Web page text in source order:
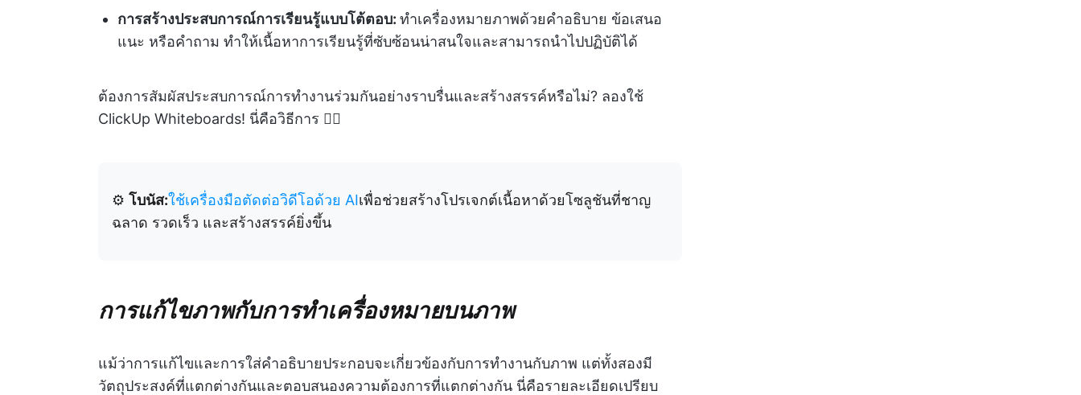
การสร้างประสบการณ์การเรียนรู้แบบโต้ตอบ: ทำเครื่องหมายภาพด้วยคำอธิบาย ข้อเสนอ
แนะ หรือคำถาม ทำให้เนื้อหาการเรียนรู้ที่ซับซ้อนน่าสนใจและสามารถนำไปปฏิบัติได้
ต้องการสัมผัสประสบการณ์การทำงานร่วมกันอย่างราบรื่นและสร้างสรรค์หรือไม่? ลองใช้
ClickUp Whiteboards! นี่คือวิธีการ 👇🏼
⚙️ โบนัส:ใช้เครื่องมือตัดต่อวิดีโอด้วย AIเพื่อช่วยสร้างโปรเจกต์เนื้อหาด้วยโซลูชันที่ชาญ
ฉลาด รวดเร็ว และสร้างสรรค์ยิ่งขึ้น
การแก้ไขภาพกับการทำเครื่องหมายบนภาพ
แม้ว่าการแก้ไขและการใส่คำอธิบายประกอบจะเกี่ยวข้องกับการทำงานกับภาพ แต่ทั้งสองมี
วัตถุประสงค์ที่แตกต่างกันและตอบสนองความต้องการที่แตกต่างกัน นี่คือรายละเอียดเปรียบ